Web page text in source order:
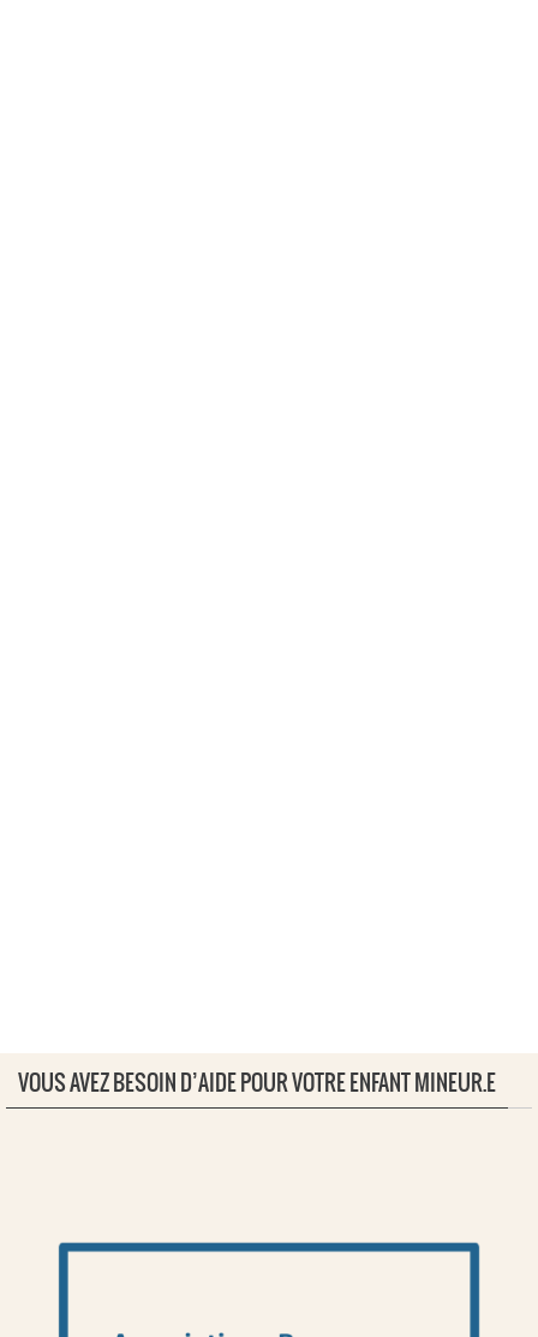
VOUS AVEZ BESOIN D’AIDE POUR VOTRE ENFANT MINEUR.E